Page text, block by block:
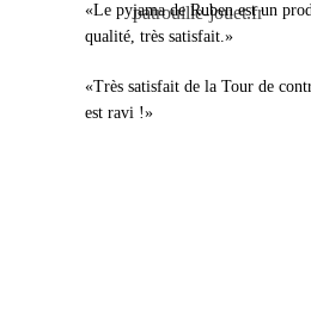
«Le pyjama de Ruben est un
qualité, très satisfait.»
«Très satisfait de la Tour de
est ravi !»